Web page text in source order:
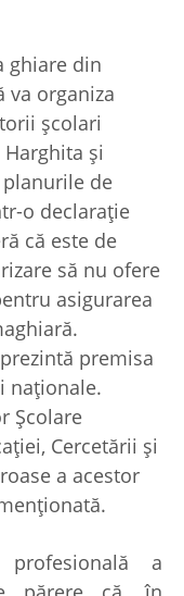
ghiare din
va organiza
şcolari
şi
de
o declaraţie
că este de
să nu ofere
asigurarea
premisa
naţionale.
Şcolare
Cercetării şi
a acestor
profesională a